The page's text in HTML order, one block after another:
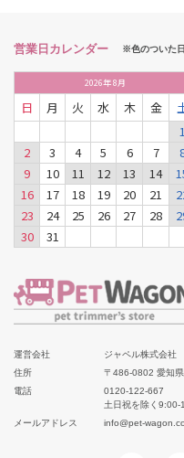
営業日カレンダー ※色のついた
2026年8月
日 月 火 水 木 金
1
2
3 4 5 6 7
9
10 11 12 13 14
16
17 18 19 20 21
23
24 25 26 27 28
30
31
運営会社
ジャペル株式会社
住所
〒486-0802 愛知
電話
0120-122-667
土日祝を除く
メールアドレス
info@pet-